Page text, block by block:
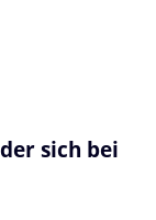
sich bei